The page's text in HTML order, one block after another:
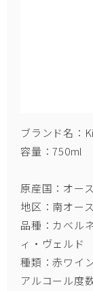
ブランド名：
容量：750ml
原産国：オー
地区：南オー
品種：カベル
ィ・ヴェルド
種類：赤ワイ
アルコール度